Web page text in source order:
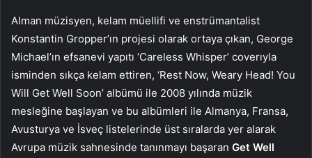
Alman müzisyen, kelam müellifi ve enstrümantalist
Konstantin Gropper’ın projesi olarak ortaya çıkan, George
Michael’ın efsanevi yapıtı ‘Careless Whisper’ coverıyla
isminden sıkça kelam ettiren, ‘Rest Now, Weary Head! You
Will Get Well Soon’ albümü ile 2008 yılında müzik
mesleğine başlayan ve bu albümleri ile Almanya, Fransa,
Avusturya ve İsveç listelerinde üst sıralarda yer alarak
Avrupa müzik sahnesinde tanınmayı başaran Get Well